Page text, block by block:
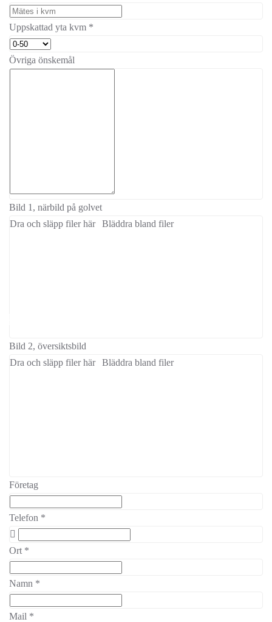
Uppskattad yta kvm *
Övriga önskemål
Bild 1, närbild på golvet
Dra och släpp filer här
Bläddra bland filer
Bild 2, översiktsbild
Dra och släpp filer här
Bläddra bland filer
Företag
Telefon *
Ort *
Namn *
Mail *